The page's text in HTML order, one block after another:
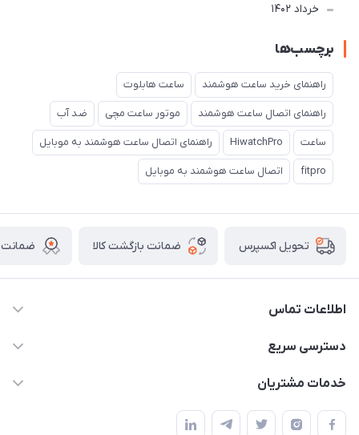
خرداد 1402
برچسب‌ها
راهنمای خرید ساعت هوشمند ساعت هابلوت
راهنمای اتصال ساعت هوشمند موتور ساعت مچی ضد آب
ساعت HiwatchPro راهنمای اتصال ساعت هوشمند به موبایل
fitpro اتصال ساعت هوشمند به موبایل
تحویل اکسپرس ضمانت بازگشت کالا ضمانت
اطلاعات تماس
برای دریافت کدرهگیری پیامک دهید 09364926911
دسترسی سریع
حساب کاربری
خدمات مشتریان
قوانین و مقررات